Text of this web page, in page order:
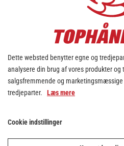
Årets Frivillig
kåret i HC
3. jul. 2026
Dette websted benytter egne og
analysere din brug af vores produkter
salgsfremmende og
tredjeparter. Læs mere
Cookie indstillinger